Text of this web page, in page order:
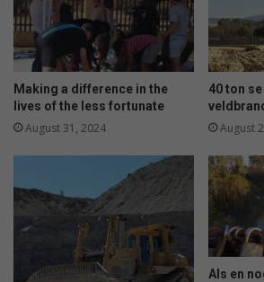
u
l
l
l
o
o
e
r
i
m
e
b
Making a difference in the
lives of the less fortunate
August 31, 2024
40 ton
August
Als en